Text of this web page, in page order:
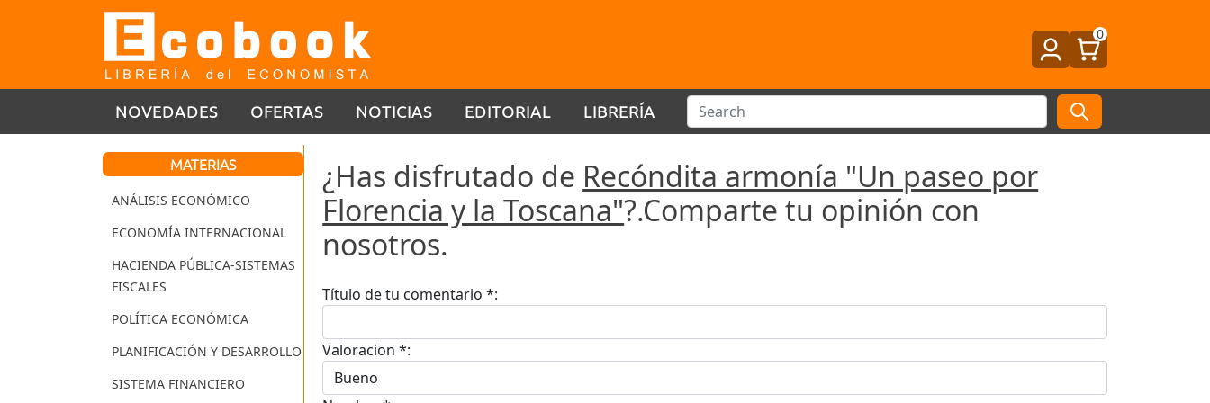
0
NOVEDADES OFERTAS NOTICIAS EDITORIAL LIBRERÍA
MATERIAS
ANÁLISIS ECONÓMICO
ECONOMÍA INTERNACIONAL
HACIENDA PÚBLICA-SISTEMAS
FISCALES
POLÍTICA ECONÓMICA
PLANIFICACIÓN Y DESARROLLO
SISTEMA FINANCIERO
¿Has disfrutado de Recóndita armonía "Un paseo por
Florencia y la Toscana"?.Comparte tu opinión con
nosotros.
Título de tu comentario *:
Valoracion *: